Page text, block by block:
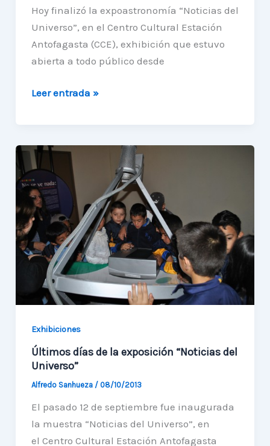
Hoy finalizó la expoastronomía “Noticias del
Universo”, en el Centro Cultural Estación
Antofagasta (CCE), exhibición que estuvo
abierta a todo público desde
Finaliza
“Noticias
del
Universo”
Leer entrada »
Exhibiciones
Últimos días de la exposición “Noticias del
Universo”
Alfredo Sanhueza / 08/10/2013
El pasado 12 de septiembre fue inaugurada
la muestra “Noticias del Universo”, en
el Centro Cultural Estación Antofagasta